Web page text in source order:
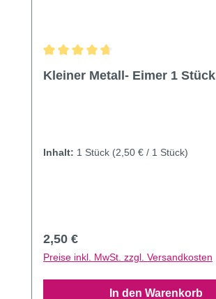
Kleiner Metall- Eimer 1 Stück
Inhalt: 1 Stück (2,50 € / 1 Stück)
Regulärer Preis:
2,50 €
Preise inkl. MwSt. zzgl. Versandkosten
In den Warenkorb